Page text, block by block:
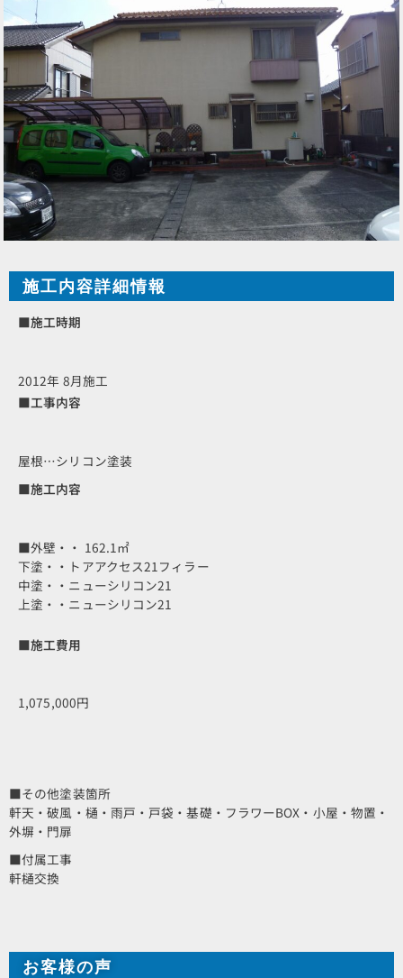
施工内容詳細情報
■施工時期
2012年 8月施工
■工事内容
屋根…シリコン塗装
■施工内容
■外壁・・ 162.1㎡
下塗・・トアアクセス21フィラー
中塗・・ニューシリコン21
上塗・・ニューシリコン21
■施工費用
1,075,000円
■その他塗装箇所
軒天・破風・樋・雨戸・戸袋・基礎・フラワーBOX・小屋・物置・
外塀・門扉
■付属工事
軒樋交換
お客様の声